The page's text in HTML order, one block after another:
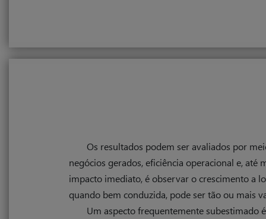
Os resultados podem ser avaliados por
negócios gerados, eficiência operacional e,
impacto imediato, é observar o crescimento a
quando bem conduzida, pode ser tão ou mais
Um aspecto frequentemente subestimado